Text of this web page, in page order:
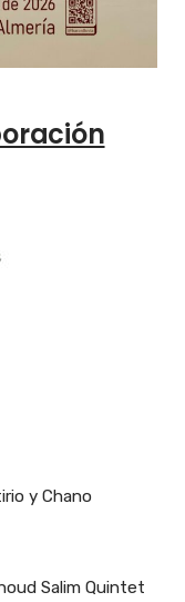
y Chano
Salim Quintet